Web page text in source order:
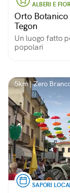
ALBERI E
Orto Botanico
Tegon
Un luogo fatto
popolari
5km | Zero
SAPORI